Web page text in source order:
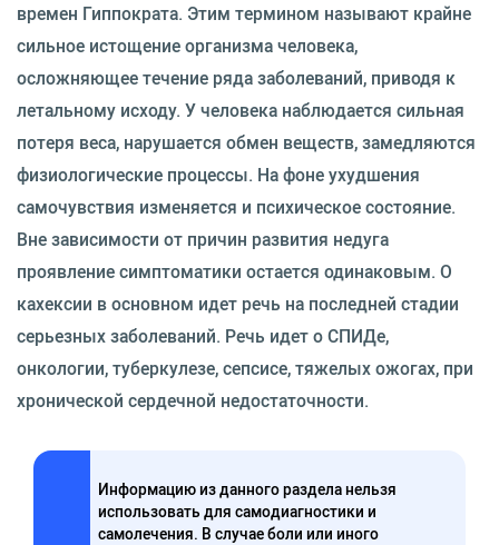
времен Гиппократа. Этим термином называют крайне
сильное истощение организма человека,
осложняющее течение ряда заболеваний, приводя к
летальному исходу. У человека наблюдается сильная
потеря веса, нарушается обмен веществ, замедляются
физиологические процессы. На фоне ухудшения
самочувствия изменяется и психическое состояние.
Вне зависимости от причин развития недуга
проявление симптоматики остается одинаковым. О
кахексии в основном идет речь на последней стадии
серьезных заболеваний. Речь идет о СПИДе,
онкологии, туберкулезе, сепсисе, тяжелых ожогах, при
хронической сердечной недостаточности.
Информацию из данного раздела нельзя
использовать для самодиагностики и
самолечения. В случае боли или иного